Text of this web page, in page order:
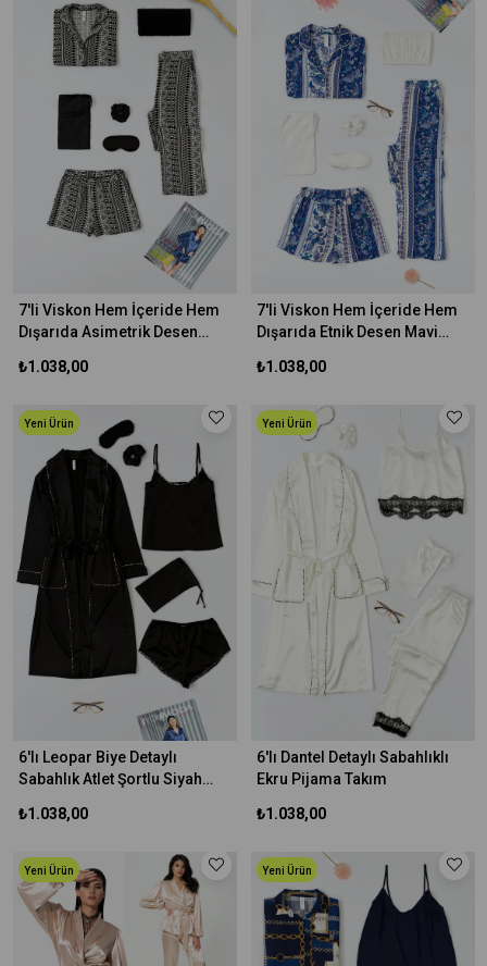
7'li Viskon Hem İçeride Hem
Dışarıda Asimetrik Desen
₺1.038,00
7'li Viskon Hem İçeride Hem
Dışarıda Etnik Desen Mavi
₺1.038,00
6'lı Leopar Biye Detaylı
Sabahlık Atlet Şortlu Siyah
Yeni Ürün
₺1.038,00
6'lı Dantel Detaylı Sabahlıklı
Ekru Pijama Takım
Yeni Ürün
₺1.038,00
Yeni Ürün Yeni Ürün